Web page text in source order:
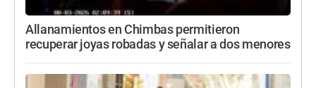
Allanamientos en Chimbas permitieron
recuperar joyas robadas y señalar a dos menores